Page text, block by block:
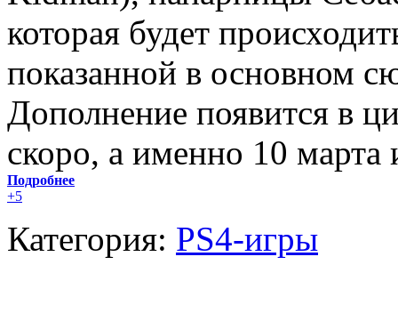
которая будет
показанной в основном
Дополнение появится в
скоро, а именно 10 марта
Подробнее
+5
Категория: PS4-игры